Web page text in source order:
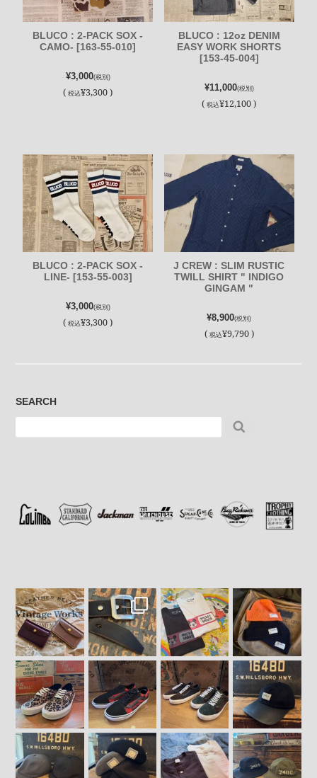
BLUCO : 2-PACK SOX -
CAMO- [163-55-010]
¥3,000(税別)
(税込¥3,300 )
BLUCO : 12oz DENIM
EASY WORK SHORTS
[153-45-004]
¥11,000(税別)
(税込¥12,100 )
BLUCO : 2-PACK SOX -
LINE- [153-55-003]
¥3,000(税別)
(税込¥3,300 )
J CREW : SLIM RUSTIC
TWILL SHIRT " INDIGO
GINGAM "
¥8,900(税別)
( 税込¥9,790 )
SEARCH